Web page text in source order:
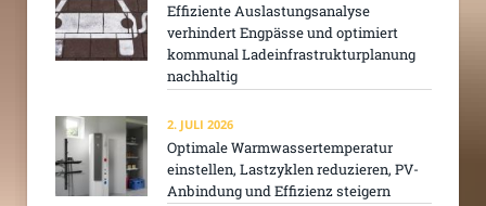
Effiziente Auslastungsanalyse
verhindert Engpässe und optimiert
kommunal Ladeinfrastrukturplanung
nachhaltig
2. JULI 2026
Optimale Warmwassertemperatur
einstellen, Lastzyklen reduzieren, PV-
Anbindung und Effizienz steigern